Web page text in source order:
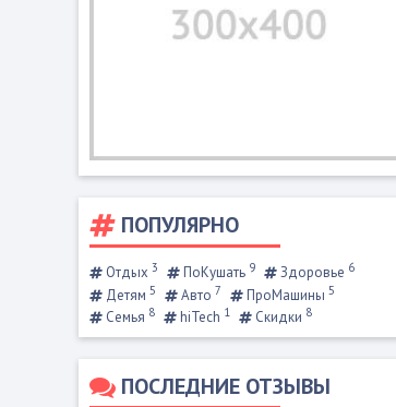
ПОПУЛЯРНО
Отдых 3 ПоКушать 9 Здоровье 6
Детям 5 Авто 7 ПроМашины 5
Семья 8 hiTech 1 Скидки 8
ПОСЛЕДНИЕ ОТЗЫВЫ